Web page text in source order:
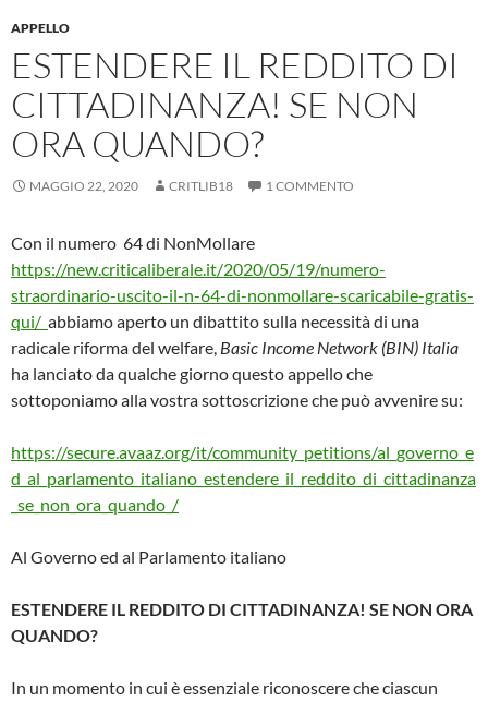
APPELLO
ESTENDERE IL REDDITO DI
CITTADINANZA! SE NON
ORA QUANDO?
MAGGIO 22, 2020 CRITLIB18 1 COMMENTO
Con il numero 64 di NonMollare
https://new.criticaliberale.it/2020/05/19/numero-
straordinario-uscito-il-n-64-di-nonmollare-scaricabile-gratis-
qui/ abbiamo aperto un dibattito sulla necessità di una
radicale riforma del welfare, Basic Income Network (BIN) Italia
ha lanciato da qualche giorno questo appello che
sottoponiamo alla vostra sottoscrizione che può avvenire su:
https://secure.avaaz.org/it/community_petitions/al_governo_e
d_al_parlamento_italiano_estendere_il_reddito_di_cittadinanza
_se_non_ora_quando_/
Al Governo ed al Parlamento italiano
ESTENDERE IL REDDITO DI CITTADINANZA! SE NON ORA
QUANDO?
In un momento in cui è essenziale riconoscere che ciascun